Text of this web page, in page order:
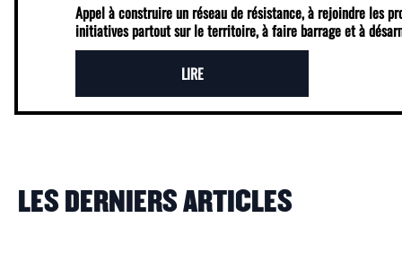
Appel à construire un réseau de résistance, à rejoindre les
initiatives partout sur le territoire, à faire barrage et à
LIRE
LES DERNIERS ARTICLES